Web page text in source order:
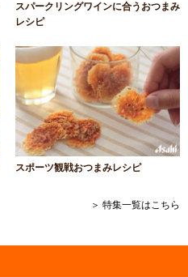
スパークリングワインに合うおつまみ
レシピ
スポーツ観戦おつまみレシピ
＞ 特集一覧はこちら